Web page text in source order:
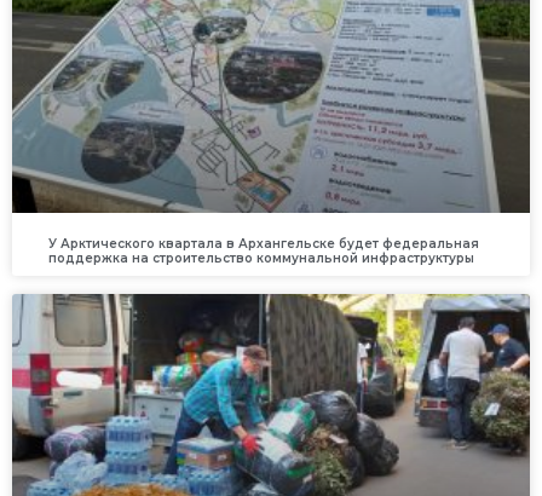
У Арктического квартала в Архангельске будет федеральная
поддержка на строительство коммунальной инфраструктуры